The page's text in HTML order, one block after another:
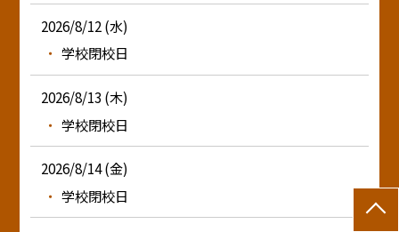
2026/8/12 (水)
学校閉校日
2026/8/13 (木)
学校閉校日
2026/8/14 (金)
学校閉校日